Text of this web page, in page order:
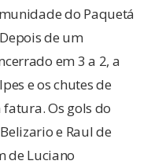
do Paquetá
de um
em 3 a 2, a
e os chutes de
Os gols do
e Raul de
de Luciano